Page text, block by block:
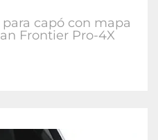
capó con mapa
Frontier Pro-4X